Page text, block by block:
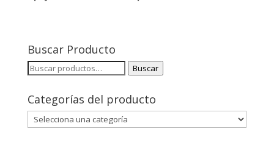
Buscar Producto
Buscar
Buscar
Categorías del producto